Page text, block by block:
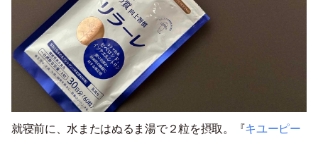
就寝前に、水またはぬるま湯で２粒を摂取。『キユーピー